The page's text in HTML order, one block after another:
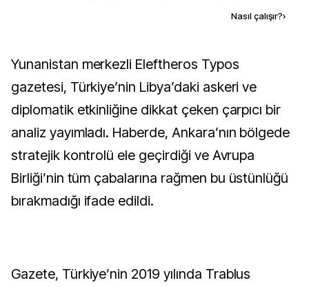
Nasıl çalışır?›
Yunanistan merkezli Eleftheros Typos
gazetesi, Türkiye’nin Libya’daki askeri ve
diplomatik etkinliğine dikkat çeken çarpıcı bir
analiz yayımladı. Haberde, Ankara’nın bölgede
stratejik kontrolü ele geçirdiği ve Avrupa
Birliği’nin tüm çabalarına rağmen bu üstünlüğü
bırakmadığı ifade edildi.
Gazete, Türkiye’nin 2019 yılında Trablus